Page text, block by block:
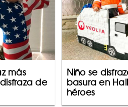
más
de
Niño se
basura en
héroes